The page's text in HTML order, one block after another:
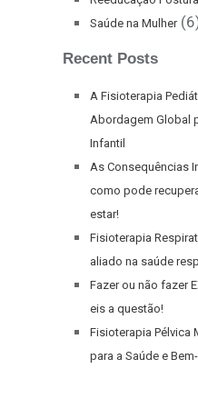
Saúde na Mulher
Recent Posts
A Fisioterapia
Abordagem Global
Infantil
As Consequências
como pode
estar!
Fisioterapia
aliado na saúde
Fazer ou não fazer
eis a questão!
Fisioterapia Pélvica
para a Saúde e